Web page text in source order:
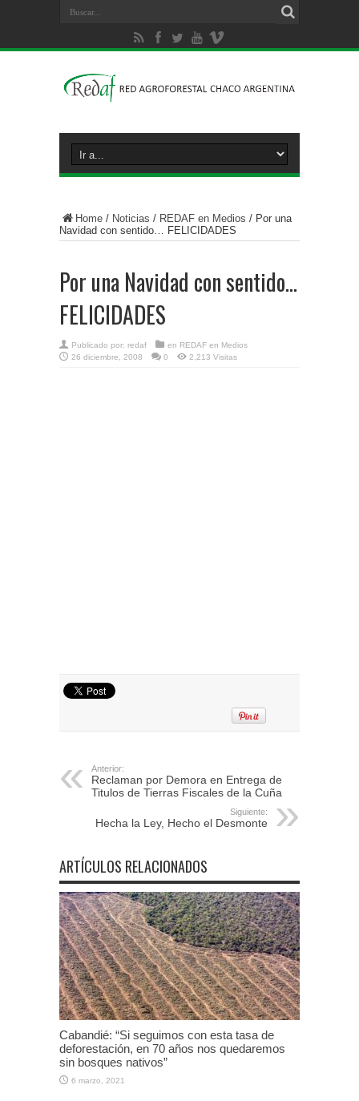
Home / Noticias / REDAF en Medios / Por una
Navidad con sentido… FELICIDADES
Por una Navidad con sentido…
FELICIDADES
Publicado por: redaf en REDAF en Medios
26 diciembre, 2008
0 2,213 Visitas
Anterior:
Reclaman por Demora en Entrega de
Titulos de Tierras Fiscales de la Cuña
Siguiente:
Hecha la Ley, Hecho el Desmonte
ARTÍCULOS RELACIONADOS
Cabandié: “Si seguimos con esta tasa de
deforestación, en 70 años nos quedaremos
sin bosques nativos”
6 marzo, 2021